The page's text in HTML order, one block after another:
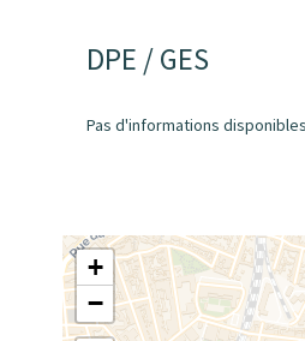
DPE / GES
Pas d'informations disponibles
+
−